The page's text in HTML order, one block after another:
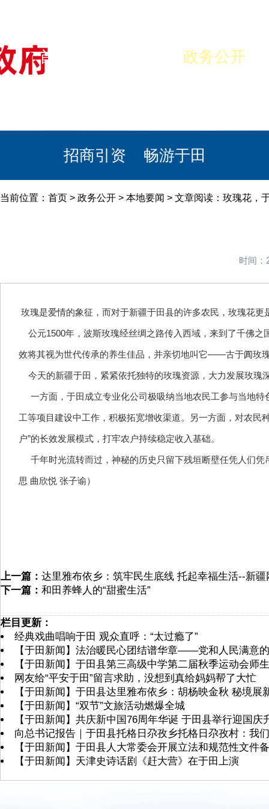
首页 政务公开
招商引资 畅游于田
当前位置： 首页 > 政务公开 > 本地要闻 > 文章阅读：玫瑰花，
时间：
玫瑰是爱情的象征，而对于新疆于田县的许多农民，玫瑰花更
公元1500年，波斯玫瑰经丝绸之路传入西域，来到了千佛之
效将其视为世代传承的养生佳品，并亲切地叫它——古于阗玫
今天的新疆于田，紧紧依托独特的玫瑰资源，大力发展玫瑰
一方面，于田成立专业化公司极吸纳当地农民工参与当地特
工等项目建设中工作，积极拓宽增收渠道。另一方面，对农民
户”的长效发展模式，打牢农户持续稳定收入基础。
千年时光流转而过，神秘的历史只留下残垣断壁任凭人们凭
思 曲欣悦 张子谕）
上一篇： 达里雅布依乡：筑牢民生底线 托起幸福生活--新
下一篇： 和田养蜂人的“甜蜜生活”
栏目更新：
经典戏曲唱响于田 观众直呼：“太过瘾了”
【于田新闻】法治暖民心团结谱华章——党和人民满意
【于田新闻】于田县第三高级中学第二届秋季运动会师
网友给“平安于田”留言求助，没想到真给妈妈帮了大忙
【于田新闻】于田县达里雅布依乡：胡杨映金秋 秘境展
【于田新闻】“双节”文旅活动燃爆全城
【于田新闻】共庆新中国76周年华诞 于田县举行迎国庆
向总书记报告｜于田县托格日尕孜乡托格日尕孜村：我
【于田新闻】于田县人大常委会开展立法和规范性文件
【于田新闻】天津史诗话剧《赶大营》在于田上演